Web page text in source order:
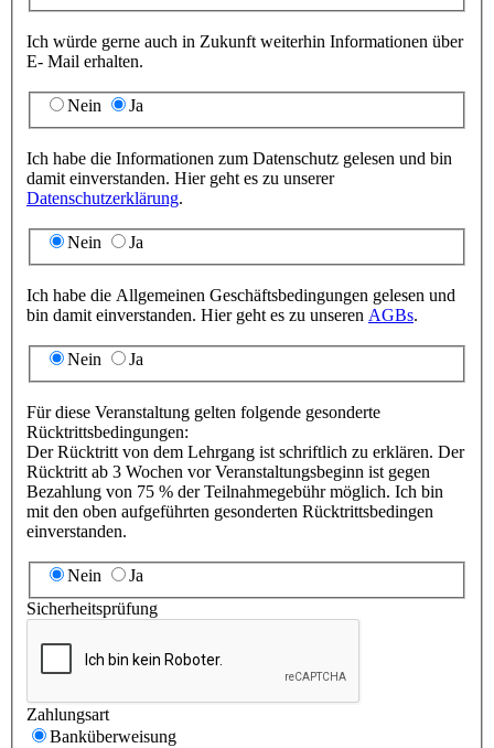
Ich würde gerne auch in Zukunft weiterhin Informationen über
E- Mail erhalten.
Nein Ja
Ich habe die Informationen zum Datenschutz gelesen und bin
damit einverstanden. Hier geht es zu unserer
Datenschutzerklärung.
Nein Ja
Ich habe die Allgemeinen Geschäftsbedingungen gelesen und
bin damit einverstanden. Hier geht es zu unseren AGBs.
Nein Ja
Für diese Veranstaltung gelten folgende gesonderte
Rücktrittsbedingungen:
Der Rücktritt von dem Lehrgang ist schriftlich zu erklären. Der
Rücktritt ab 3 Wochen vor Veranstaltungsbeginn ist gegen
Bezahlung von 75 % der Teilnahmegebühr möglich. Ich bin
mit den oben aufgeführten gesonderten Rücktrittsbedingen
einverstanden.
Nein
Ja
Sicherheitsprüfung
Zahlungsart
Banküberweisung